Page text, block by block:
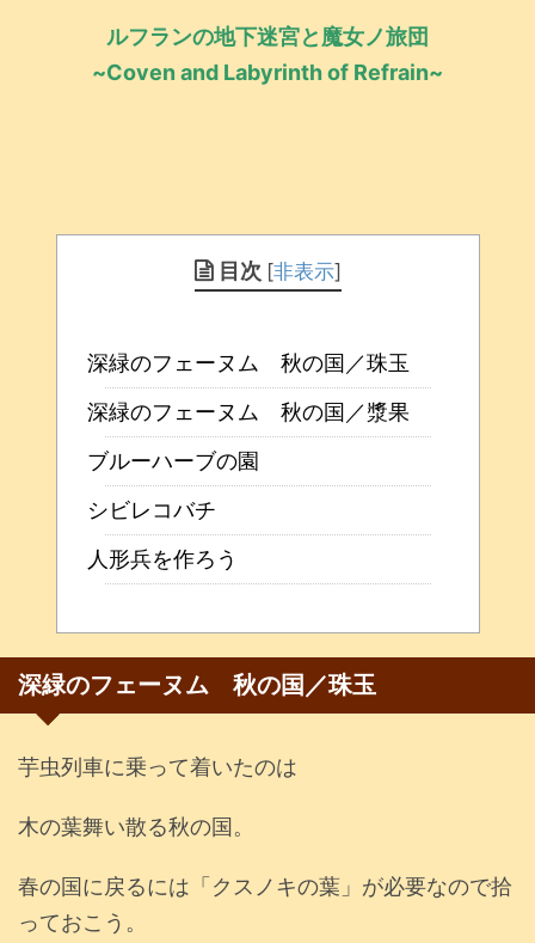
ルフランの地下迷宮と魔女ノ旅団
~Coven and Labyrinth of Refrain~
目次 [非表示]
深緑のフェーヌム 秋の国／珠玉
深緑のフェーヌム 秋の国／漿果
ブルーハーブの園
シビレコバチ
人形兵を作ろう
深緑のフェーヌム 秋の国／珠玉
芋虫列車に乗って着いたのは
木の葉舞い散る秋の国。
春の国に戻るには「クスノキの葉」が必要なので拾
っておこう。